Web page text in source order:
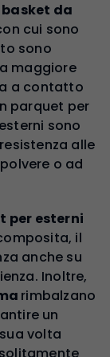
da
cui sono
sono
maggiore
a contatto
parquet per
sono
alle
o ad
per esterni
il
anche su
Inoltre,
rimbalzano
un
volta